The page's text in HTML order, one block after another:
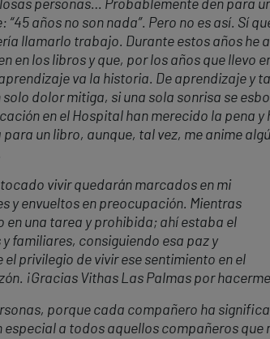
personas… Probablemente den para
“45 años no son nada”. Pero no es así. Sí
llamarlo trabajo. Durante estos años he
en los libros y que, por los años que llevo
va la historia. De aprendizaje y
solo dolor mitiga, si una sola sonrisa se esbo
en el Hospital han merecido la pena y
un libro, aunque, tal vez, me anime
vivir quedarán marcados en mi
y envueltos en preocupación. Mientras
una tarea y prohibida; ahí estaba el
familiares, consiguiendo esa paz y
privilegio de vivir ese sentimiento en el
¡Gracias Vithas Las Palmas por
porque cada compañero ha
a todos aquellos compañeros